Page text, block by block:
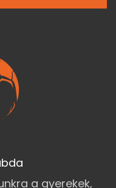
a gyerekek,